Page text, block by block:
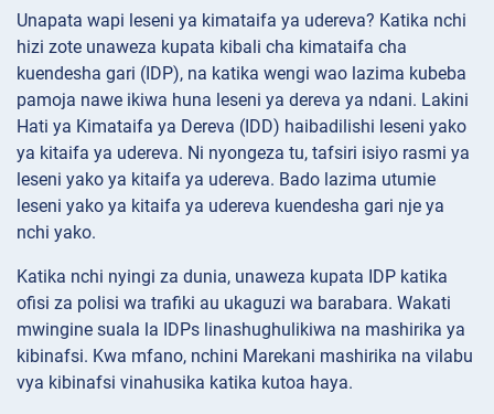
Unapata wapi leseni ya kimataifa ya udereva? Katika nchi
hizi zote unaweza kupata kibali cha kimataifa cha
kuendesha gari (IDP), na katika wengi wao lazima kubeba
pamoja nawe ikiwa huna leseni ya dereva ya ndani. Lakini
Hati ya Kimataifa ya Dereva (IDD) haibadilishi leseni yako
ya kitaifa ya udereva. Ni nyongeza tu, tafsiri isiyo rasmi ya
leseni yako ya kitaifa ya udereva. Bado lazima utumie
leseni yako ya kitaifa ya udereva kuendesha gari nje ya
nchi yako.
Katika nchi nyingi za dunia, unaweza kupata IDP katika
ofisi za polisi wa trafiki au ukaguzi wa barabara. Wakati
mwingine suala la IDPs linashughulikiwa na mashirika ya
kibinafsi. Kwa mfano, nchini Marekani mashirika na vilabu
vya kibinafsi vinahusika katika kutoa haya.